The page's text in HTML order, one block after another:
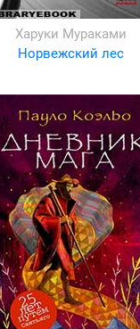
Харуки Мураками
Норвежский лес